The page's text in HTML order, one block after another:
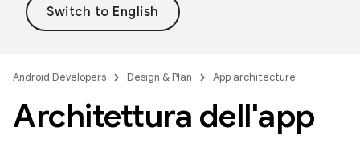
Android Developers Design & Plan App architecture
Architettura dell'app